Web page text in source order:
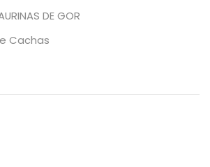
DE GOR
Cachas